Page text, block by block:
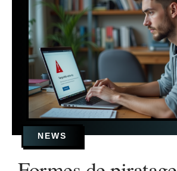
NEWS